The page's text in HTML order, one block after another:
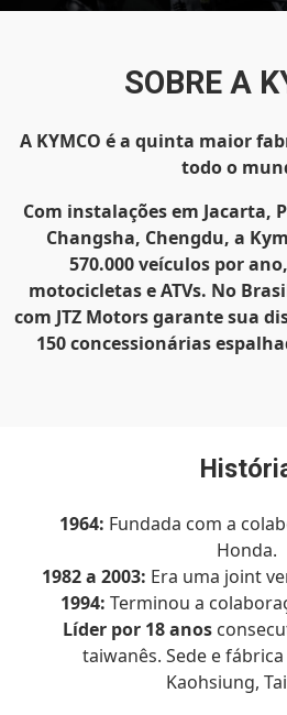
SOBRE A
A KYMCO é a quinta maior
todo o
Com instalações em Jacarta,
Changsha, Chengdu, a
570.000 veículos por
motocicletas e ATVs. No
com JTZ Motors garante sua
150 concessionárias
1964: Fundada com a
Honda.
1982 a 2003: Era uma joint
1994: Terminou a
Líder por 18 anos
taiwanês. Sede e
Kaohsiung,